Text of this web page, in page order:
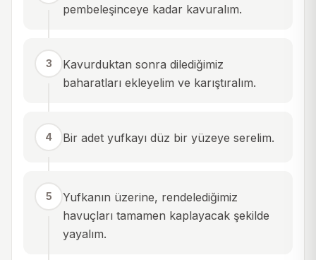
pembeleşinceye kadar kavuralım.
3
Kavurduktan sonra dilediğimiz
baharatları ekleyelim ve karıştıralım.
4 Bir adet yufkayı düz bir yüzeye serelim.
5
Yufkanın üzerine, rendelediğimiz
havuçları tamamen kaplayacak şekilde
yayalım.